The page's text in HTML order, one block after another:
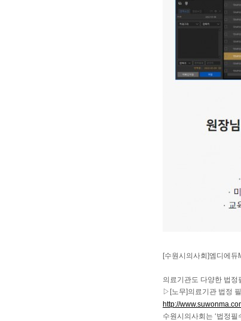
[수원시의사회]엠디에듀
의료기관도 다양한 법
▷[노무]의료기관 법정
http://
수원시의사회는 ‘법정